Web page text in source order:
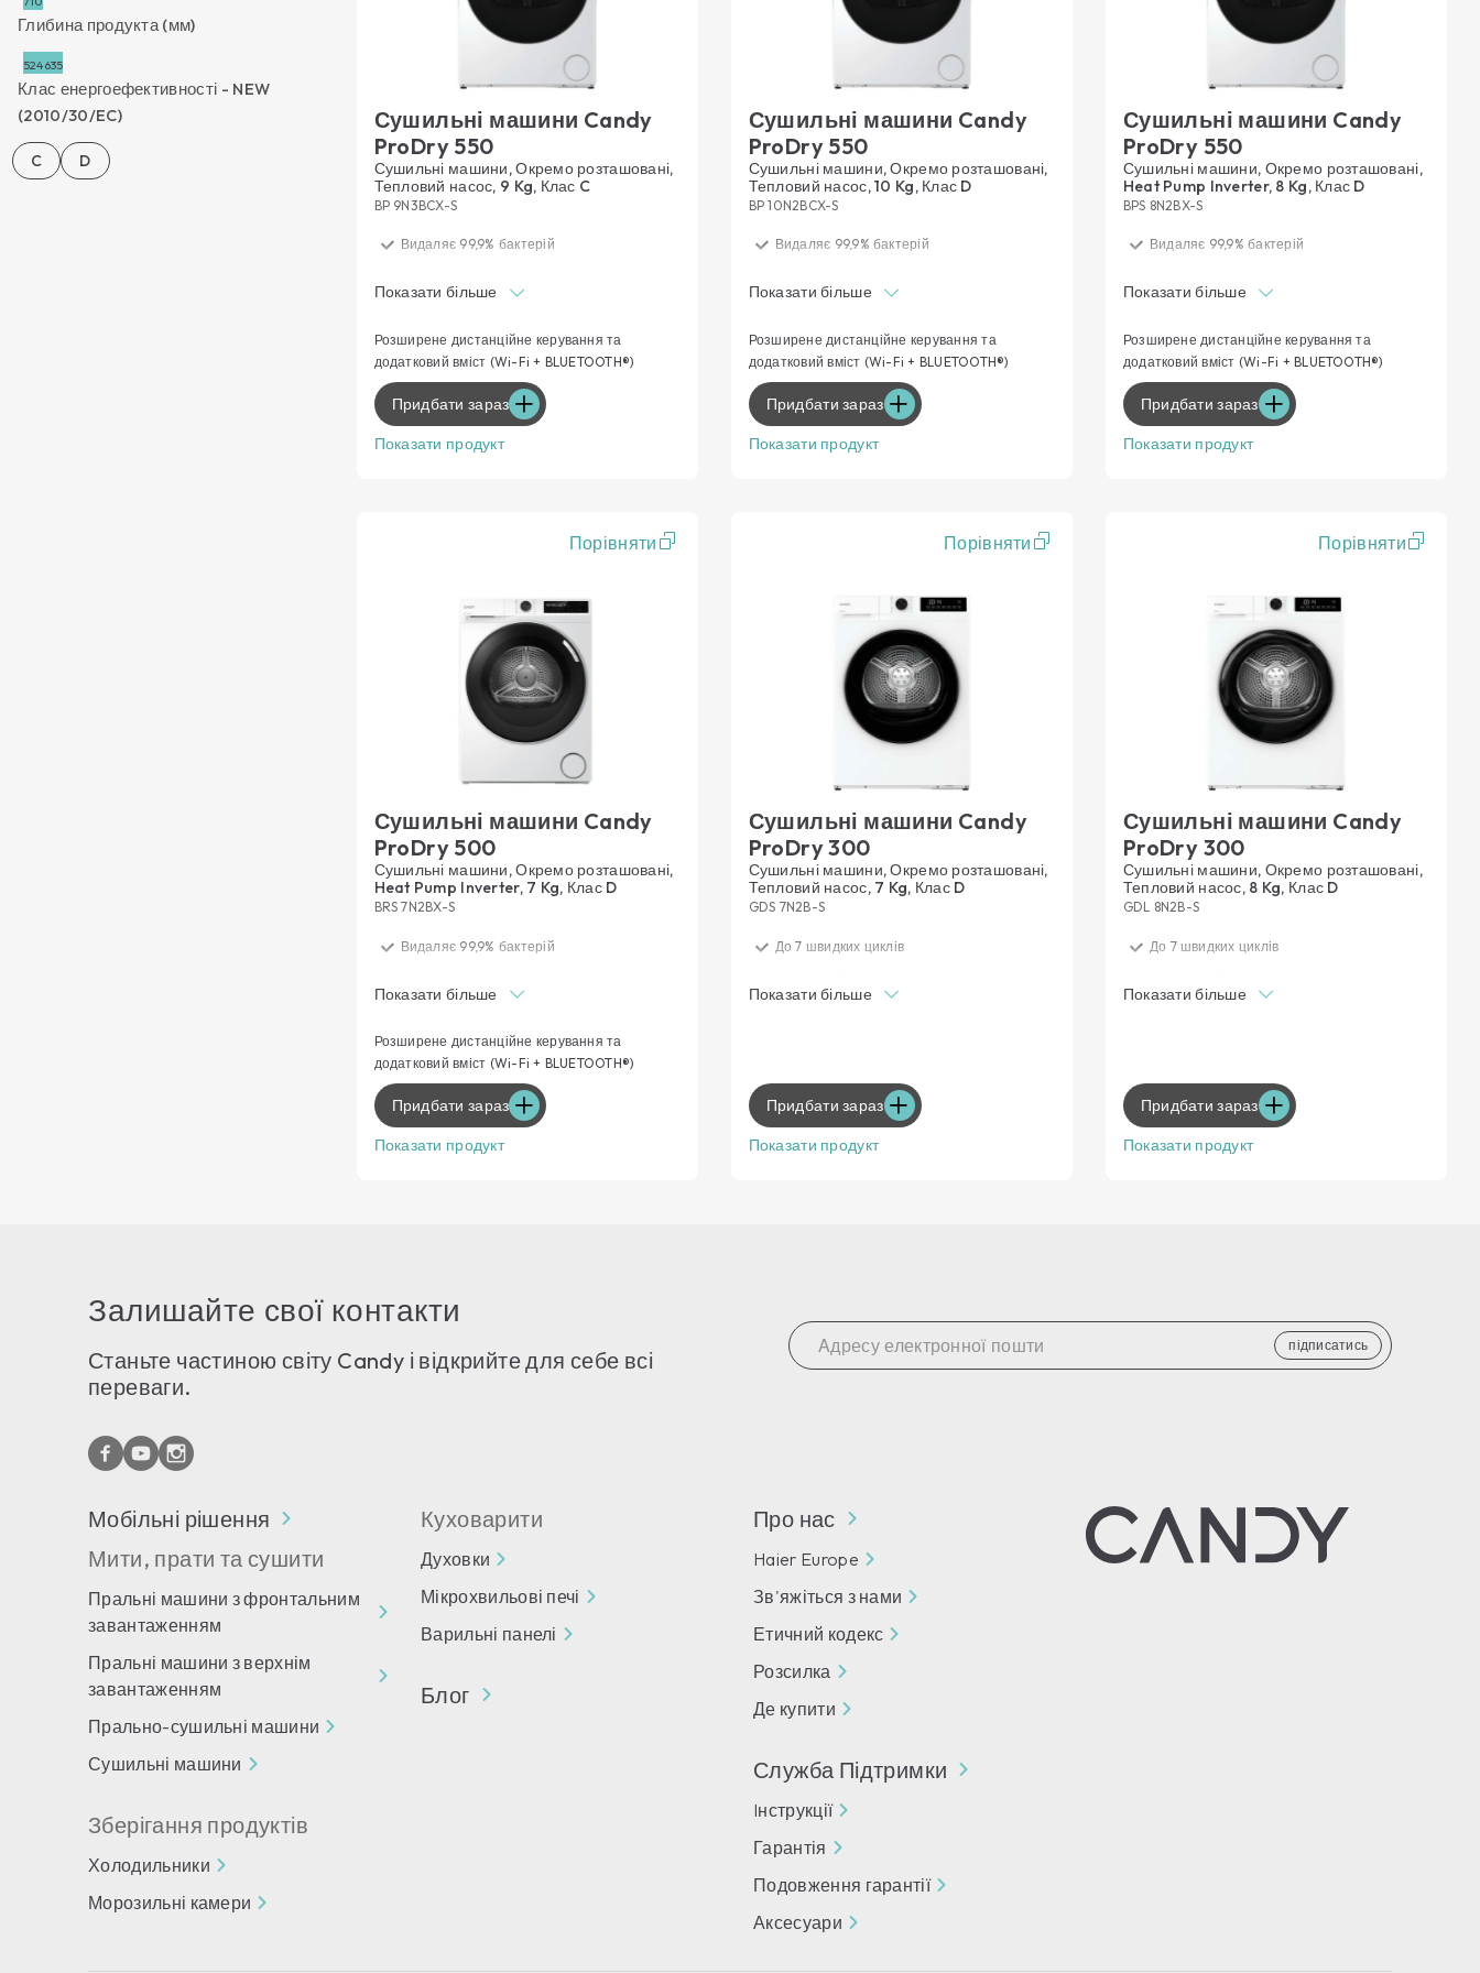
Глибина продукта (мм)
524635
Клас енергоефективності - NEW
(2010/30/EC)
C D
Сушильні машини Candy
ProDry 550
Сушильні машини, Окремо розташовані,
Тепловий насос, 9 Kg, Клас C
BP 9N3BCX-S
Видаляє 99,9% бактерій
делікатного одягу
результатів
Функції дистанційного керування
Розумний досвід сушіння
Показати більше
Розширене дистанційне керування та
додатковий вміст (Wi-Fi + BLUETOOTH®)
Придбати зараз
Показати продукт
Сушильні машини Candy
ProDry 550
Сушильні машини, Окремо розташовані,
Тепловий насос, 10 Kg, Клас D
BP 10N2BCX-S
Видаляє 99,9% бактерій
делікатного одягу
результатів
Функції дистанційного керування
Розумний досвід сушіння
Показати більше
Розширене дистанційне керування та
додатковий вміст (Wi-Fi + BLUETOOTH®)
Придбати зараз
Показати продукт
Сушильні машини Candy
ProDry 550
Сушильні машини, Окремо розташовані,
Heat Pump Inverter, 8 Kg, Клас D
BPS 8N2BX-S
Видаляє 99,9% бактерій
делікатного одягу
результатів
Функції дистанційного керування
Розумний досвід сушіння
Показати більше
Розширене дистанційне керування та
додатковий вміст (Wi-Fi + BLUETOOTH®)
Придбати зараз
Показати продукт
Порівняти
Сушильні машини Candy
ProDry 500
Сушильні машини, Окремо розташовані,
Heat Pump Inverter, 7 Kg, Клас D
BRS 7N2BX-S
Видаляє 99,9% бактерій
делікатного одягу
результатів
Функції дистанційного керування
Розумний досвід сушіння
Показати більше
Розширене дистанційне керування та
додатковий вміст (Wi-Fi + BLUETOOTH®)
Придбати зараз
Показати продукт
Порівняти
Сушильні машини Candy
ProDry 300
Сушильні машини, Окремо розташовані,
Тепловий насос, 7 Kg, Клас D
GDS 7N2B-S
До 7 швидких циклів
Оберіть свій рівень сушіння
Показати більше
Придбати зараз
Показати продукт
Порівняти
Сушильні машини Candy
ProDry 300
Сушильні машини, Окремо розташовані,
Тепловий насос, 8 Kg, Клас D
GDL 8N2B-S
До 7 швидких циклів
Оберіть свій рівень сушіння
Показати більше
Придбати зараз
Показати продукт
Залишайте свої контакти
Станьте частиною світу Candy і відкрийте для себе всі
переваги.
підписатись
Мобільні рішення
Мити, прати та сушити
Пральні машини з фронтальним
завантаженням
Пральні машини з верхнім
завантаженням
Прально-сушильні машини
Сушильні машини
Зберігання продуктів
Холодильники
Морозильні камери
Куховарити
Духовки
Мікрохвильові печі
Варильні панелі
Блог
Про нас
Haier Europe
Зв'яжіться з нами
Етичний кодекс
Розсилка
Де купити
Служба Підтримки
Iнструкції
Гарантія
Подовження гарантії
Аксесуари